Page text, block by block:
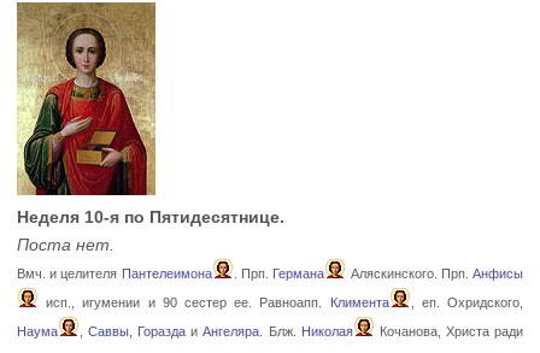
Неделя 10-я по Пятидесятнице.
Поста нет.
Вмч. и целителя Пантелеимона . Прп. Германа Аляскинского. Прп.Анфисы
исп., игумении и 90 сестер ее. Равноапп.
Климента
, еп. Охридского,
Наума
,Саввы Горазда иАнгеляра . Блж. Николая
Кочанова, Христа ради